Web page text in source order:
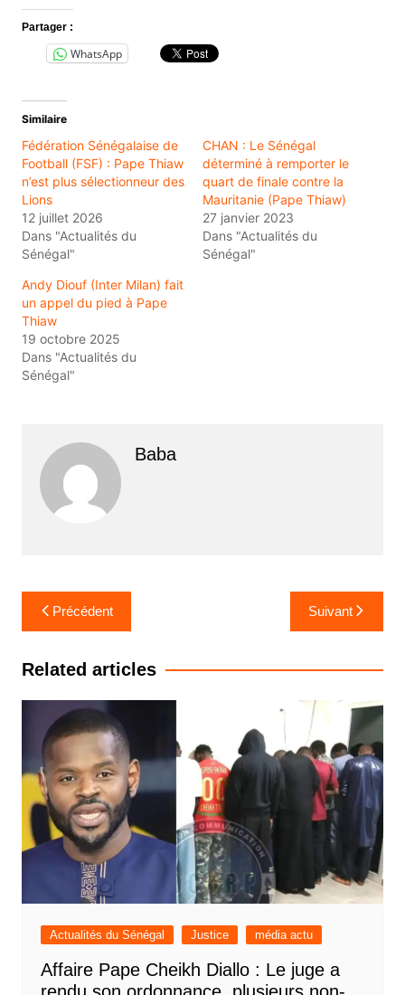
Partager :
WhatsApp
Similaire
Fédération Sénégalaise de
Football (FSF) : Pape Thiaw
n’est plus sélectionneur des
Lions
12 juillet 2026
Dans "Actualités du
Sénégal"
CHAN : Le Sénégal
déterminé à remporter le
quart de finale contre la
Mauritanie (Pape Thiaw)
27 janvier 2023
Dans "Actualités du
Sénégal"
Andy Diouf (Inter Milan) fait
un appel du pied à Pape
Thiaw
19 octobre 2025
Dans "Actualités du
Sénégal"
Baba
Navigation
de
l’article
Précédent Suivant
Related articles
Actualités du Sénégal Justice média actu
Affaire Pape Cheikh Diallo : Le juge a